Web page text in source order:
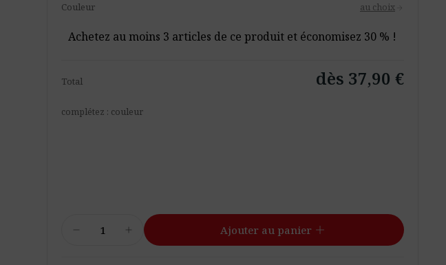
Couleur au choix arrow_forward
Achetez au moins 3 articles de ce produit et économisez 30 % !
Total dès 37,90 €
complétez : couleur
add Ajouter au panier add